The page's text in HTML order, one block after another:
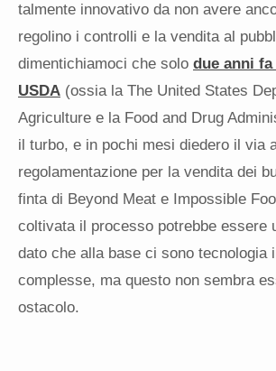
talmente innovativo da non avere
regolino i controlli e la vendita al
dimentichiamoci che solo due anni fa
USDA (ossia la The United States
Agriculture e la Food and Drug
il turbo, e in pochi mesi diedero il via
regolamentazione per la vendita dei
finta di Beyond Meat e Impossible
coltivata il processo potrebbe essere
dato che alla base ci sono tecnologia
complesse, ma questo non sembra
ostacolo.